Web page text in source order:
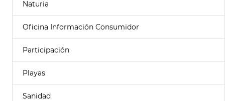
Naturia
Oficina Información Consumidor
Participación
Playas
Sanidad